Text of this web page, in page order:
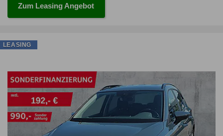
Zum Leasing Angebot
LEASING